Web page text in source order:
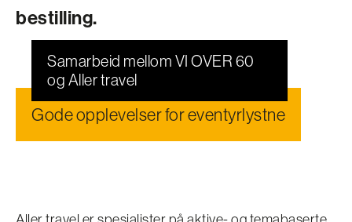
bestilling.
Samarbeid mellom VI OVER 60
og Aller travel
Gode opplevelser for eventyrlystne